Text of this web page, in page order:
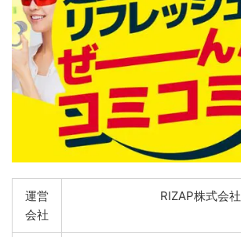
運営
会社
RIZAP株式会社